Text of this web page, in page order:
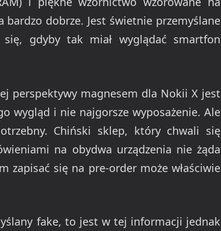
bardzo dobrze. Jest świetnie przemyślane
gdyby tak miał wyglądać smartfon
perspektywy magnesem dla Nokii X jest
wygląd i nie najgorsze wyposażenie. Ale
Chiński sklep, który chwali się
na obydwa urządzenia nie żąda
zapisać się na pre-order może właściwie
fake, to jest w tej informacji jednak